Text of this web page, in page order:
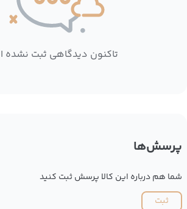
تاکنون دیدگاهی ثبت
پرسش‌ها
شما هم درباره این کالا پرسش ثبت کنید
ثبت